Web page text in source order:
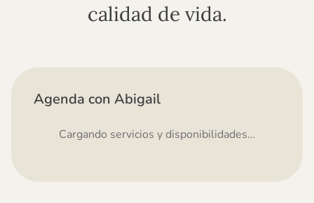
calidad de vida.
Agenda con Abigail
Cargando servicios y disponibilidades…